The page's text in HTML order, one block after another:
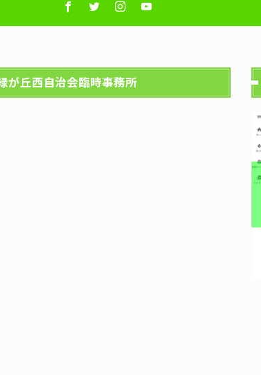
が丘西自治会臨時事務所